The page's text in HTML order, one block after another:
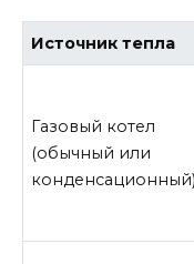
Источник тепла
Газовый котел
(обычный или
конденсационный)